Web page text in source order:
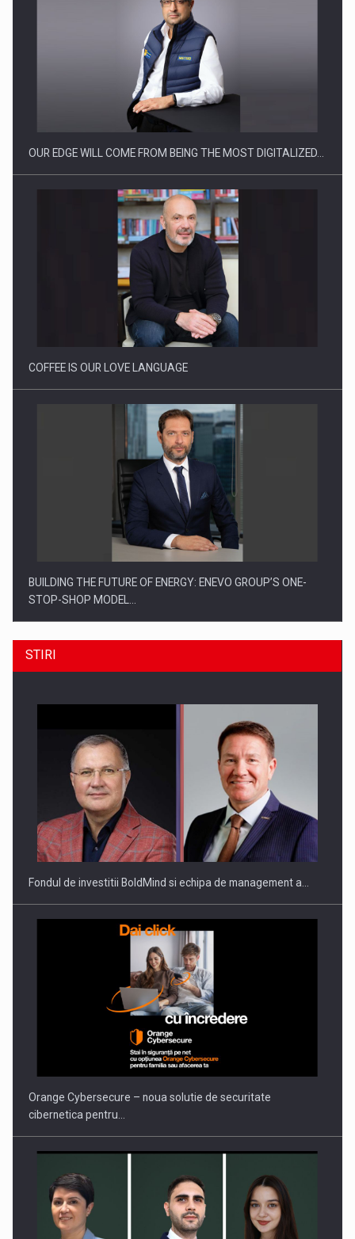
CEO Conference - Shaping The Future - Technology and…
Webinar - Business Evolution-RETHINK STRATEGY-Finantare
Investitii Digitalizare
OUR EDGE WILL COME FROM BEING THE MOST DIGITALIZED…
COFFEE IS OUR LOVE LANGUAGE
BUILDING THE FUTURE OF ENERGY: ENEVO GROUP’S ONE-
STOP-SHOP MODEL…
ROOTED IN ROMANIA, BUILT TO DELIVER TECHNOLOGY FOR
THE…
PUTTING ROMANIAN CORPORATE COMPANIES ON THE
INTERNATIONAL BUSINESS SCENE
STIRI
Fondul de investitii BoldMind si echipa de management a…
Orange Cybersecure – noua solutie de securitate
cibernetica pentru…